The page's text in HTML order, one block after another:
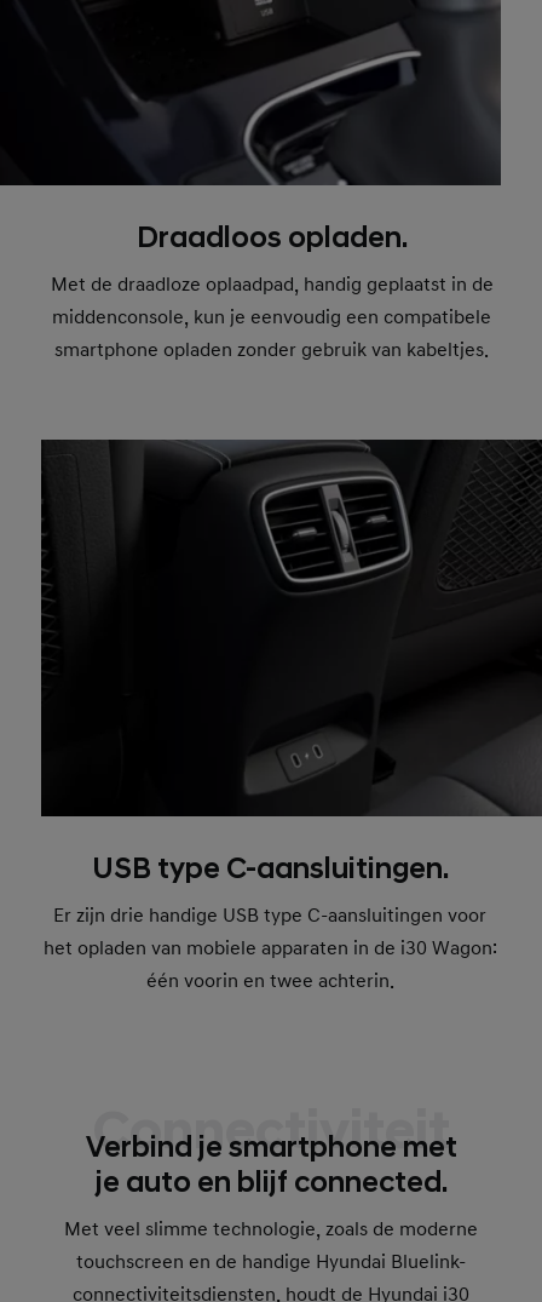
Draadloos opladen.
Met de draadloze oplaadpad, handig geplaatst in de
middenconsole, kun je eenvoudig een compatibele
smartphone opladen zonder gebruik van kabeltjes.
USB type C-aansluitingen.
Er zijn drie handige USB type C-aansluitingen voor
het opladen van mobiele apparaten in de i30 Wagon:
één voorin en twee achterin.
Connectiviteit
Verbind je smartphone met
je auto en blijf connected.
Met veel slimme technologie, zoals de moderne
touchscreen en de handige Hyundai Bluelink-
connectiviteitsdiensten, houdt de Hyundai i30